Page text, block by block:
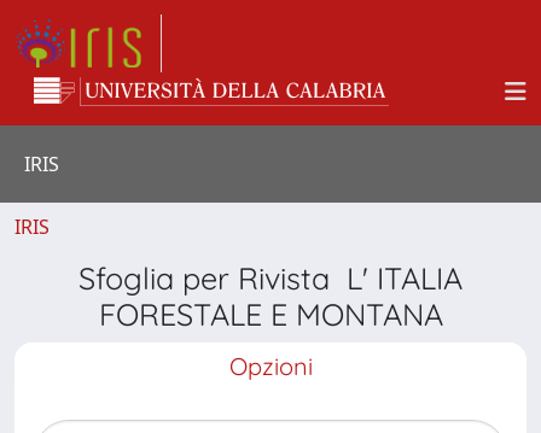
IRIS
IRIS
Sfoglia per Rivista L' ITALIA
FORESTALE E MONTANA
Opzioni